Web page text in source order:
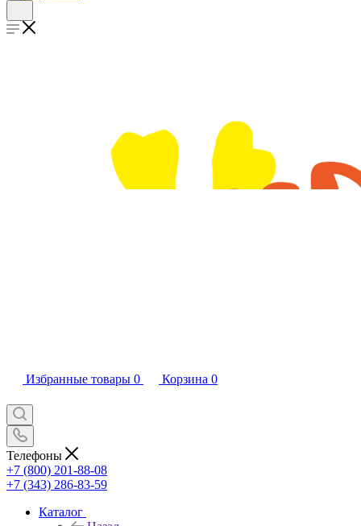
Избранные товары 0 Корзина 0
Телефоны
+7 (800) 201-88-08
+7 (343) 286-83-59
Каталог